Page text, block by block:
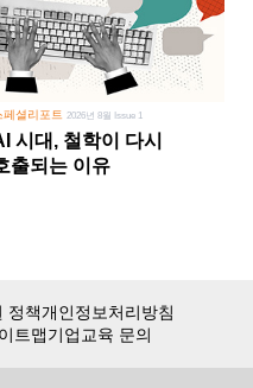
페셜리포트 2026년 8월 Issue 1
시대, 철학이 다시
출되는 이유
정책개인정보처리방침
트맵기업교육 문의